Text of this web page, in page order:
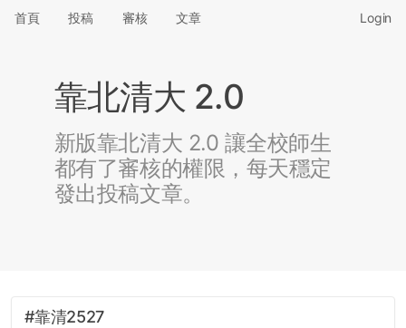
首頁 投稿 審核 文章 Login
靠北清大 2.0
新版靠北清大 2.0 讓全校師生
都有了審核的權限，每天穩定
發出投稿文章。
#靠清2527